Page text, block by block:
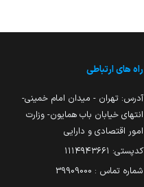
راه های ارتباطی
آدرس: تهران - میدان امام خمینی-
انتهای خیابان باب همایون- وزارت
امور اقتصادی و دارایی
کدپستی: ۱۱۱۴۹۴۳۶۶۱
شماره تماس : 39909000